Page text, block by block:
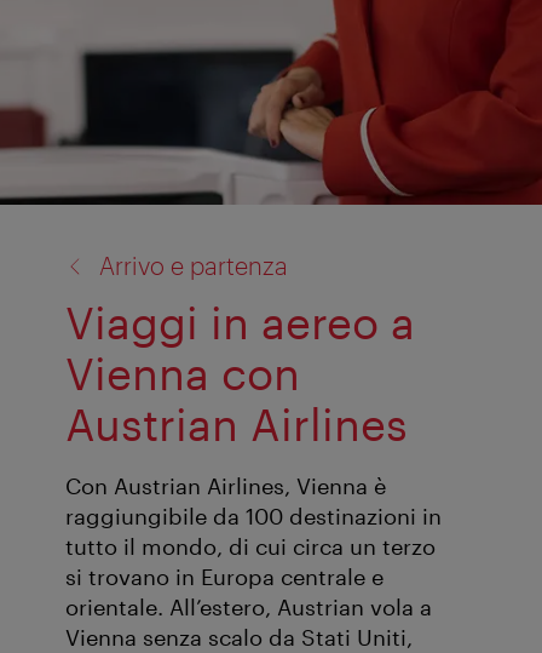
Arrivo e partenza
Viaggi in aereo a
Vienna con
Austrian Airlines
Con Austrian Airlines, Vienna è
raggiungibile da 100 destinazioni in
tutto il mondo, di cui circa un terzo
si trovano in Europa centrale e
orientale. All’estero, Austrian vola a
Vienna senza scalo da Stati Uniti,